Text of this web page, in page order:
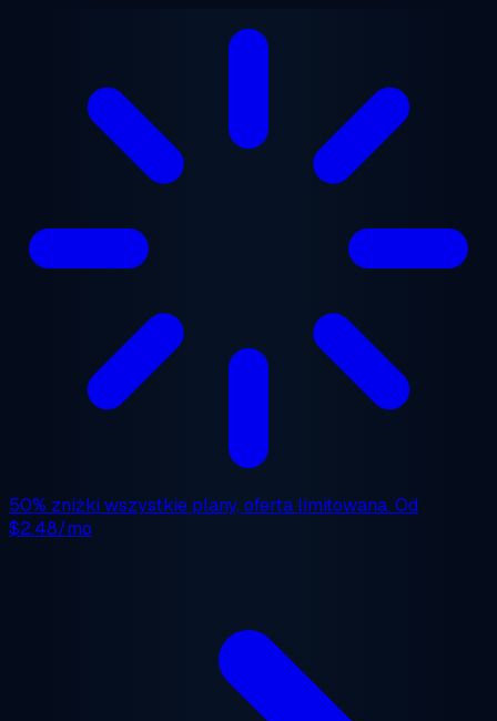
50% zniżki wszystkie plany, oferta limitowana. Od
$2.48/mo